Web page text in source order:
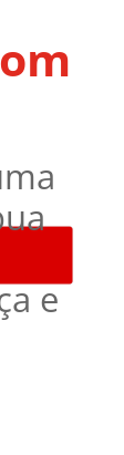
e